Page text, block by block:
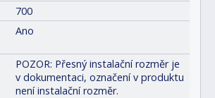
700
Ano
POZOR: Přesný instalační rozměr je
v dokumentaci, označení v produktu
není instalační rozměr.